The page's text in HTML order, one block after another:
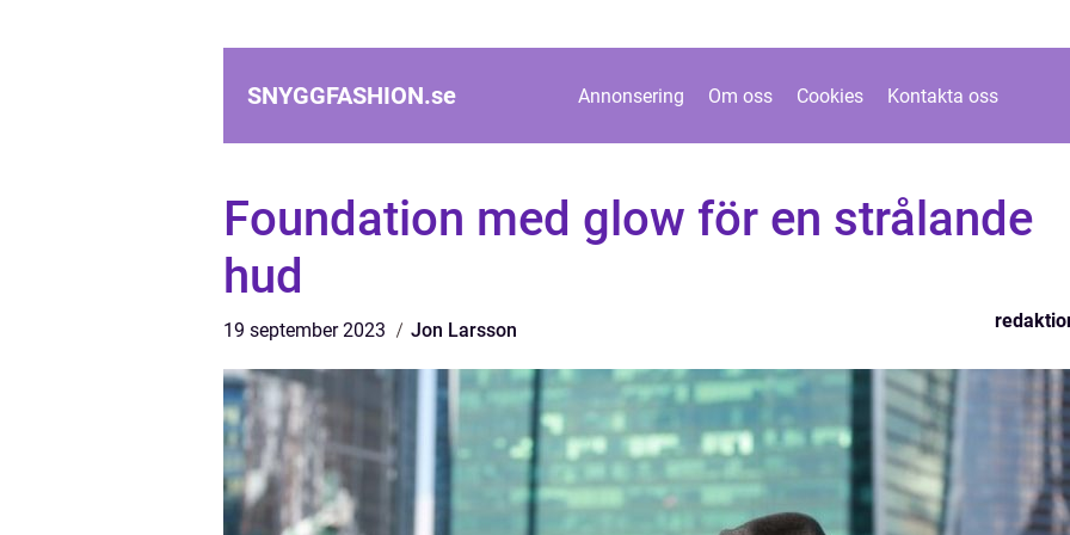
SNYGGFASHION.se Annonsering Om oss Cookies Kontakta oss
Foundation med glow för en strålande
hud
19 september 2023 Jon Larsson